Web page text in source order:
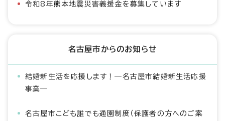
令和8年熊本地震災害義援金を募集しています
名古屋市からのお知らせ
結婚新生活を応援します！―名古屋市結婚新生活応援
事業―
名古屋市こども誰でも通園制度（保護者の方へのご案